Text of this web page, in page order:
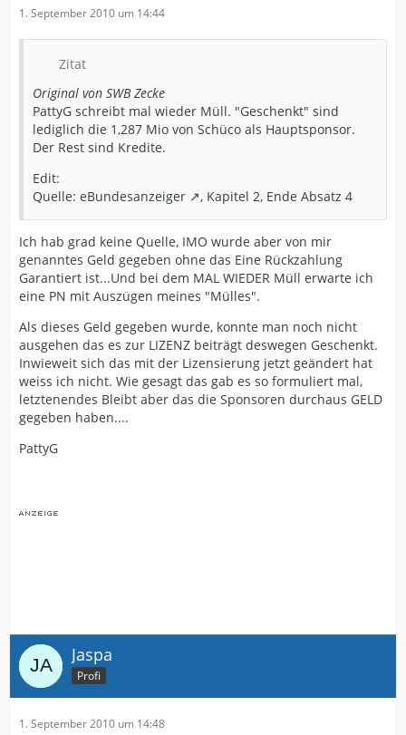
1. September 2010 um 14:44
Zitat
Original von SWB Zecke
PattyG schreibt mal wieder Müll. "Geschenkt" sind
lediglich die 1,287 Mio von Schüco als Hauptsponsor.
Der Rest sind Kredite.
Edit:
Quelle: eBundesanzeiger , Kapitel 2, Ende Absatz 4
Ich hab grad keine Quelle, IMO wurde aber von mir
genanntes Geld gegeben ohne das Eine Rückzahlung
Garantiert ist...Und bei dem MAL WIEDER Müll erwarte ich
eine PN mit Auszügen meines "Mülles".
Als dieses Geld gegeben wurde, konnte man noch nicht
ausgehen das es zur LIZENZ beiträgt deswegen Geschenkt.
Inwieweit sich das mit der Lizensierung jetzt geändert hat
weiss ich nicht. Wie gesagt das gab es so formuliert mal,
letztenendes Bleibt aber das die Sponsoren durchaus GELD
gegeben haben....
PattyG
Jaspa
Profi
1. September 2010 um 14:48